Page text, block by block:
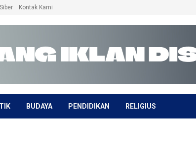
Kontak Kami
BUDAYA PENDIDIKAN RELIGIUS